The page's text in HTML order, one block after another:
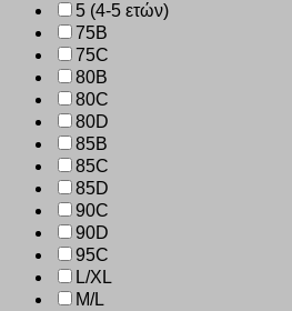
5 (4-5 ετών)
75B
75C
80B
80C
80D
85B
85C
85D
90C
90D
95C
L/XL
M/L